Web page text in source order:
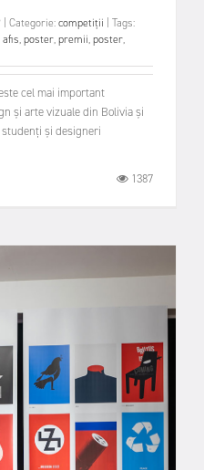
Categorie:competiții
Tags:
afis,poster,premii,poster,
cel mai important
și arte vizuale din Bolivia și
studenți și designeri
1387